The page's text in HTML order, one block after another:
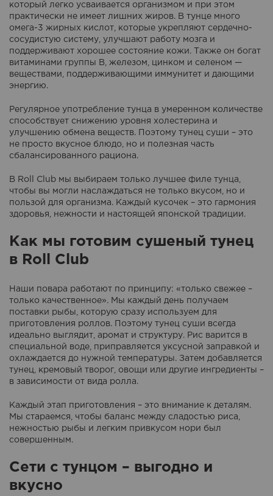
который легко усваивается организмом и при этом
практически не имеет лишних жиров. В тунце много
омега-3 жирных кислот, которые укрепляют сердечно-
сосудистую систему, улучшают работу мозга и
поддерживают хорошее состояние кожи. Также он богат
витаминами группы B, железом, цинком и селеном —
веществами, поддерживающими иммунитет и дающими
энергию.
Регулярное употребление тунца в умеренном количестве
способствует снижению уровня холестерина и
улучшению обмена веществ. Поэтому тунец суши – это
не просто вкусное блюдо, но и полезная часть
сбалансированного рациона.
В Roll Club мы выбираем только лучшее филе тунца,
чтобы вы могли наслаждаться не только вкусом, но и
пользой для организма. Каждый кусочек – это гармония
здоровья, нежности и настоящей японской традиции.
Как мы готовим сушеный тунец
в Roll Club
Наши повара работают по принципу: «только свежее –
только качественное». Мы каждый день получаем
поставки рыбы, которую сразу используем для
приготовления роллов. Поэтому тунец суши всегда
идеально выглядит, аромат и структуру. Рис варится в
специальной воде, приправляется уксусной заправкой и
охлаждается до нужной температуры. Затем добавляется
тунец, кремовый творог, овощи или другие ингредиенты –
в зависимости от вида ролла.
Каждый этап приготовления – это внимание к деталям.
Мы стараемся, чтобы баланс между сладостью риса,
нежностью рыбы и легким привкусом нори был
совершенным.
Сети с тунцом – выгодно и
вкусно